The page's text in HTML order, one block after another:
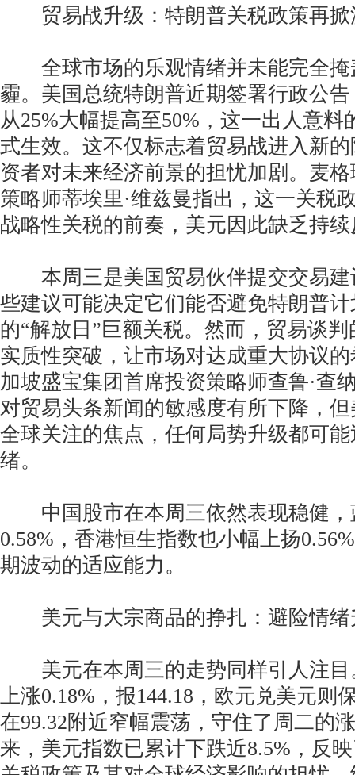
贸易战升级：特朗普关税政策再掀
全球市场的乐观情绪并未能完全掩
霾。美国总统特朗普近期签署行政公
从25%大幅提高至50%，这一出人意料
式生效。这不仅标志着贸易战进入新
资者对未来经济前景的担忧加剧。麦
策略师蒂埃里·维兹曼指出，这一关税
战略性关税的前奏，美元因此缺乏持
本周三是美国贸易伙伴提交交易建
些建议可能决定它们能否避免特朗普
的“解放日”巨额关税。然而，贸易谈
实质性突破，让市场对达成重大协议
加坡盛宝集团首席投资策略师查鲁·查
对贸易头条新闻的敏感度有所下降，
全球关注的焦点，任何局势升级都可
绪。
中国股市在本周三依然表现稳健，
0.58%，香港恒生指数也小幅上扬
期波动的适应能力。
美元与大宗商品的挣扎：避险情绪
美元在本周三的走势同样引人注目
上涨0.18%，报144.18，欧元兑美元则
在99.32附近窄幅震荡，守住了周二的
来，美元指数已累计下跌近8.5%，反